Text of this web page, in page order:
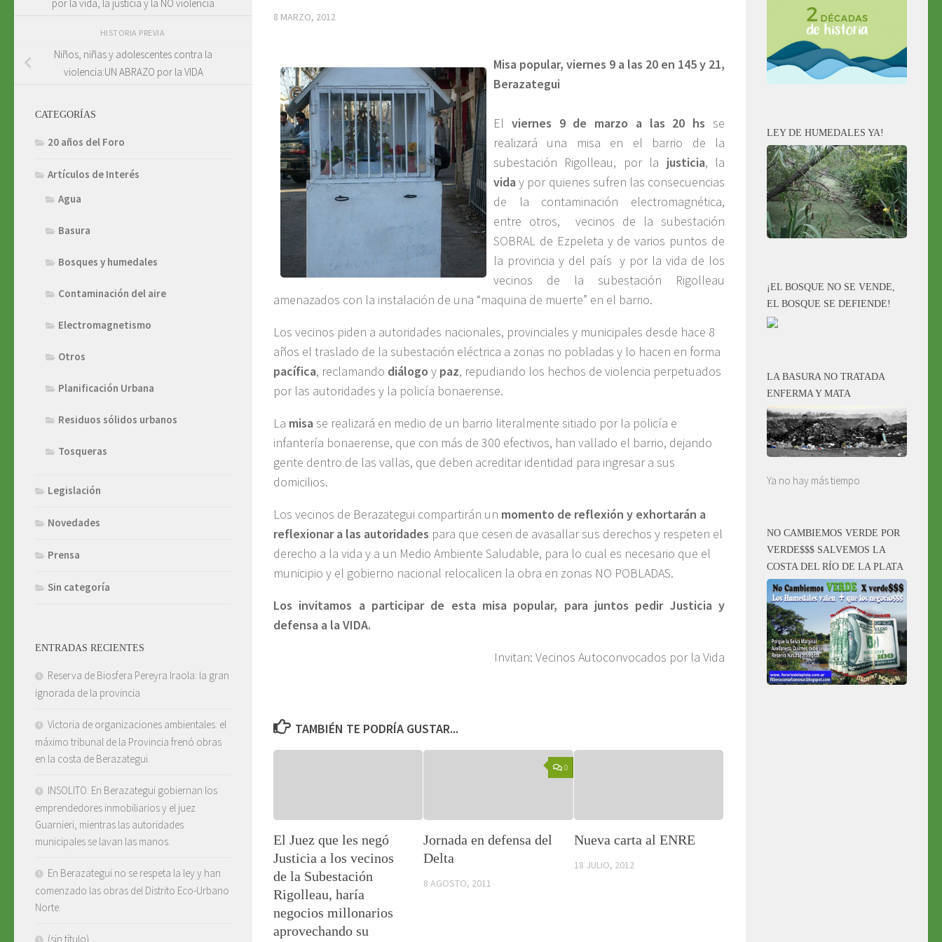
8 MARZO, 2012
Misa popular, viernes 9 a las 20 en 145 y 21,
Berazategui
El viernes 9 de marzo a las 20 hs se
realizará una misa en el barrio de la
subestación Rigolleau, por la justicia, la
viday por quienes sufren las consecuencias
de la contaminación electromagnética,
entre otros, vecinos de la subestación
SOBRAL de Ezpeleta y de varios puntos de
la provincia y del país y por la vida de los
vecinos de la subestación Rigolleau
amenazados con la instalación de una “maquina de muerte” en el barrio.
Los vecinos piden a autoridades nacionales, provinciales y municipales desde hace 8
años el traslado de la subestación eléctrica a zonas no pobladas y lo hacen en forma
pacífica, reclamando diálogo y paz, repudiando los hechos de violencia perpetuados
por las autoridades y la policía bonaerense.
La misa se realizará en medio de un barrio literalmente sitiado por la policía e
infantería bonaerense, que con más de 300 efectivos, han vallado el barrio, dejando
gente dentro de las vallas, que deben acreditar identidad para ingresar a sus
domicilios.
Los vecinos de Berazategui compartirán un momento de reflexión y exhortarán a
reflexionar a las autoridades para que cesen de avasallar sus derechos y respeten el
derecho a la vida y a un Medio Ambiente Saludable, para lo cual es necesario que el
municipio y el gobierno nacional relocalicen la obra en zonas NO POBLADAS.
Los invitamos a participar de esta misa popular, para juntos pedir Justicia y
defensa a la VIDA.
Invitan: Vecinos Autoconvocados por la Vida
TAMBIÉN TE PODRÍA GUSTAR...
El Juez que les negó
Justicia a los vecinos
de la Subestación
Rigolleau, haría
negocios millonarios
aprovechando su
0
Jornada en defensa del
Delta
8 AGOSTO, 2011
Nueva carta al ENRE
18 JULIO, 2012
por la vida, la justicia y la NO violencia
HISTORIA PREVIA
Niños, niñas y adolescentes contra la
violencia:UN ABRAZO por la VIDA
CATEGORÍAS
20 años del Foro
Artículos de Interés
Agua
Basura
Bosques y humedales
Contaminación del aire
Electromagnetismo
Otros
Planificación Urbana
Residuos sólidos urbanos
Tosqueras
Legislación
Novedades
Prensa
Sin categoría
ENTRADAS RECIENTES
Reserva de Biosfera Pereyra Iraola: la gran
ignorada de la provincia
Victoria de organizaciones ambientales: el
máximo tribunal de la Provincia frenó obras
en la costa de Berazategui.
INSOLITO. En Berazategui gobiernan los
emprendedores inmobiliarios y el juez
Guarnieri, mientras las autoridades
municipales se lavan las manos.
En Berazategui no se respeta la ley y han
comenzado las obras del Distrito Eco-Urbano
Norte.
(sin título)
LEY DE HUMEDALES YA!
¡EL BOSQUE NO SE VENDE,
EL BOSQUE SE DEFIENDE!
LA BASURA NO TRATADA
ENFERMA Y MATA
Ya no hay más tiempo
NO CAMBIEMOS VERDE POR
VERDE$$$ SALVEMOS LA
COSTA DEL RÍO DE LA PLATA